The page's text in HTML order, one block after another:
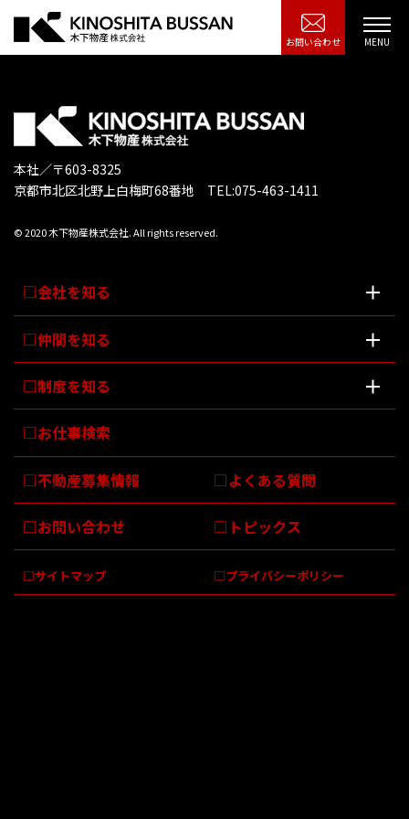
お問い合わせ
本社／〒603-8325
京都市北区北野上白梅町68番地 TEL:075-463-1411
© 2020 木下物産株式会社. All rights reserved.
会社を知る
仲間を知る
制度を知る
お仕事検索
不動産募集情報 よくある質問
お問い合わせ トピックス
サイトマップ プライバシーポリシー